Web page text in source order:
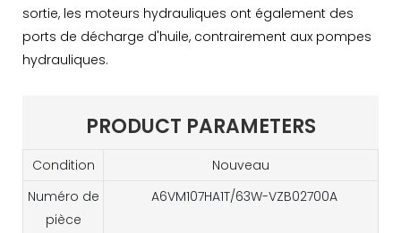
sortie, les moteurs hydrauliques ont également des
ports de décharge d'huile, contrairement aux pompes
hydrauliques.
PRODUCT PARAMETERS
Condition
Nouveau
Numéro de
pièce
A6VM107HA1T/63W-VZB02700A